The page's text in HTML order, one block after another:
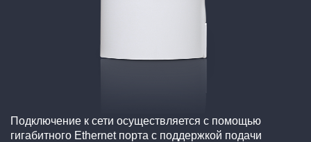
Подключение к сети осуществляется с помощью
гигабитного Ethernet порта с поддержкой подачи